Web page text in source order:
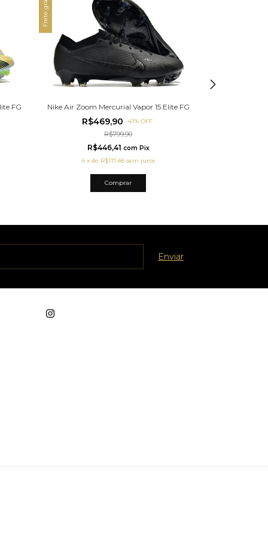
FG
Frete grátis
Nike Air Zoom Mercurial Vapor 15 Elite FG
R$469,90 -41% OFF
R$799,90
R$446,41 com Pix
4 xde R$117,48 sem juros
Comprar